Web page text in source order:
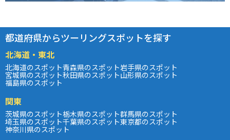
都道府県からツーリングスポットを探す
北海道・東北
北海道のスポット青森県のスポット岩手県のスポット
宮城県のスポット秋田県のスポット山形県のスポット
福島県のスポット
関東
茨城県のスポット栃木県のスポット群馬県のスポット
埼玉県のスポット千葉県のスポット東京都のスポット
神奈川県のスポット